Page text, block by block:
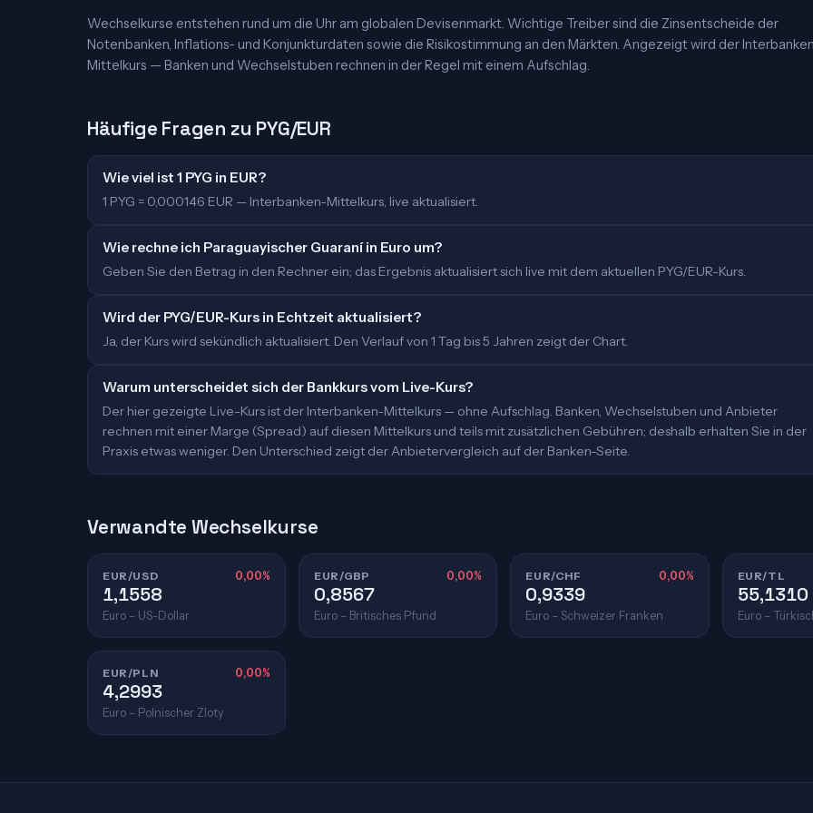
Wechselkurse entstehen rund um die Uhr am globalen Devisenmarkt. Wichtige Treiber sind die Zinsentscheide der
Notenbanken, Inflations- und Konjunkturdaten sowie die Risikostimmung an den Märkten. Angezeigt wird der
Mittelkurs — Banken und Wechselstuben rechnen in der Regel mit einem Aufschlag.
Häufige Fragen zu PYG/EUR
Wie viel ist 1 PYG in EUR?
1 PYG = 0,000146 EUR — Interbanken-Mittelkurs, live aktualisiert.
Wie rechne ich Paraguayischer Guaraní in Euro um?
Geben Sie den Betrag in den Rechner ein; das Ergebnis aktualisiert sich live mit dem aktuellen PYG/EUR-Kurs.
Wird der PYG/EUR-Kurs in Echtzeit aktualisiert?
Ja, der Kurs wird sekündlich aktualisiert. Den Verlauf von 1 Tag bis 5 Jahren zeigt der Chart.
Warum unterscheidet sich der Bankkurs vom Live-Kurs?
Der hier gezeigte Live-Kurs ist der Interbanken-Mittelkurs — ohne Aufschlag. Banken, Wechselstuben und Anbieter
rechnen mit einer Marge (Spread) auf diesen Mittelkurs und teils mit zusätzlichen Gebühren; deshalb erhalten Sie in der
Praxis etwas weniger. Den Unterschied zeigt der Anbietervergleich auf der Banken-Seite.
Verwandte Wechselkurse
EUR/USD 0,00%
1,1558
Euro – US-Dollar
EUR/GBP 0,00%
0,8567
Euro – Britisches Pfund
EUR/CHF 0,00%
0,9339
Euro – Schweizer Franken
EUR/TL
55,1310
Euro –
EUR/PLN 0,00%
4,2993
Euro – Polnischer Zloty